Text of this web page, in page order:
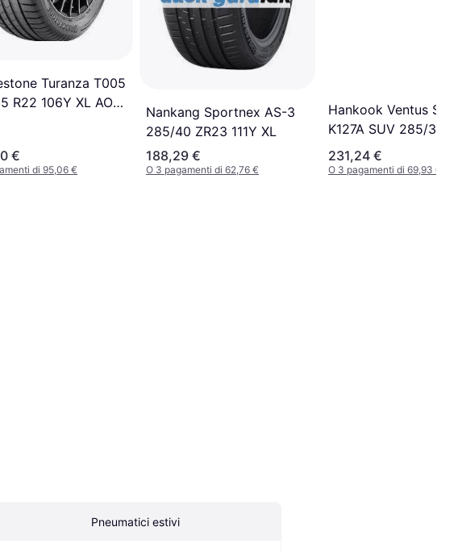
Turanza T005
R22 106Y XL AO
€
di 95,06 €
Nankang Sportnex AS-3
285/40 ZR23 111Y XL
188,29 €
O 3 pagamenti di 62,76 €
Hankook Ventus S1
K127A SUV 285/35
106Y XL 4PR
231,24 €
O 3 pagamenti di 69,93 €
Pneumatici estivi